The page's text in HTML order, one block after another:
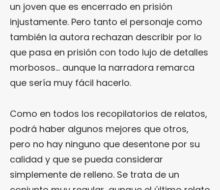
un joven que es encerrado en prisión
injustamente. Pero tanto el personaje como
también la autora rechazan describir por lo
que pasa en prisión con todo lujo de detalles
morbosos… aunque la narradora remarca
que sería muy fácil hacerlo.
Como en todos los recopilatorios de relatos,
podrá haber algunos mejores que otros,
pero no hay ninguno que desentone por su
calidad y que se pueda considerar
simplemente de relleno. Se trata de un